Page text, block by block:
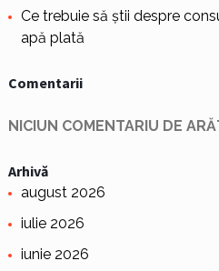
Ce trebuie să știi despre
apă plată
Comentarii
NICIUN COMENTARIU DE
Arhivă
august 2026
iulie 2026
iunie 2026